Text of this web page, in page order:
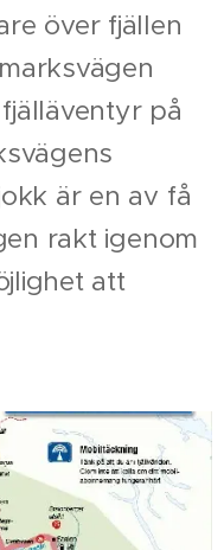
över fjällen
på
är en av få
rakt igenom
att